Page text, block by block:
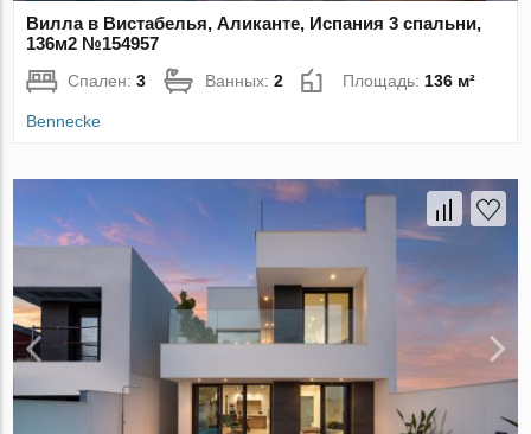
Вилла в Вистабелья, Аликанте, Испания 3 спальни,
136м2 №154957
Спален:3 Ванных:2 Площадь: 136 м²
Bennecke